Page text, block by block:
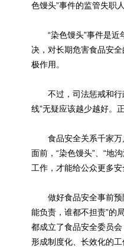
色馒头”事件的监管失职
“染色馒头”事件是近
决，对长期危害食品安
极作用。
不过，司法惩戒和行
线”无疑应该越少越好。
食品安全关系千家万
面前，“染色馒头”、“地
工作，才能给公众更多安
做好食品安全事前预
能负责，谁都不担责”的
都成立了食品安全委员
形成制度化、长效化的工